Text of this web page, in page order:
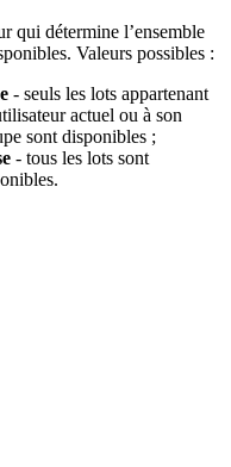
qui détermine l’ensemble
Valeurs possibles :
- seuls les lots appartenant
actuel ou à son
sont disponibles ;
- tous les lots sont